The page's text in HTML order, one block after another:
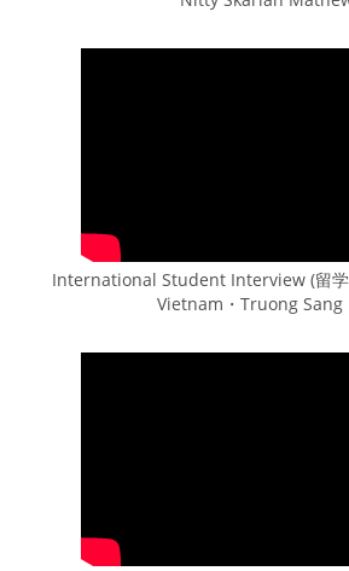
International Student Interview (留学
Vietnam・Truong Sang